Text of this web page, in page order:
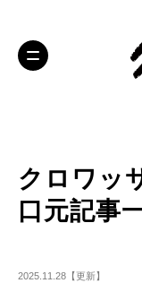
クロワッ
口元記事
2025.11.28【更新】